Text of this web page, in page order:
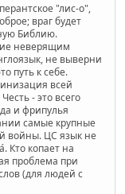
"лис-о",
враг будет
Библию.
неверящим
не выверни
путь к себе.
всей
- это всего
и фрипулья
самые крупные
войны. ЦС язык не
Кто копает на
проблема при
(для людей с